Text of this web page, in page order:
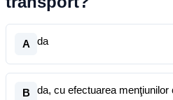
A da
B
da, cu efectuarea